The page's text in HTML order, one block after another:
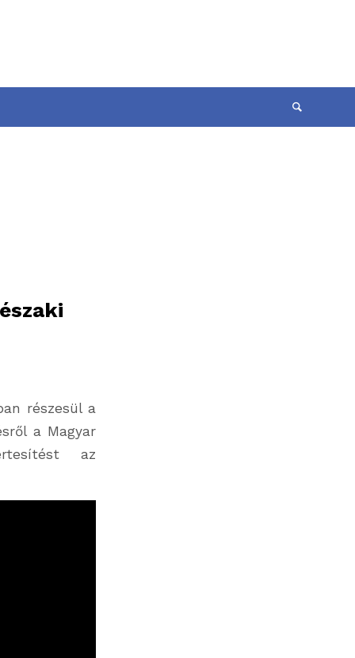
részesül a
a Magyar
az